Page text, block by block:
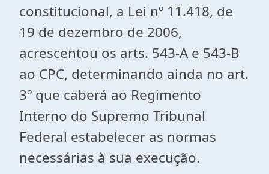
constitucional, a Lei nº 11.418, de
19 de dezembro de 2006,
acrescentou os arts. 543-A e 543-B
ao CPC, determinando ainda no art.
3º que caberá ao Regimento
Interno do Supremo Tribunal
Federal estabelecer as normas
necessárias à sua execução.